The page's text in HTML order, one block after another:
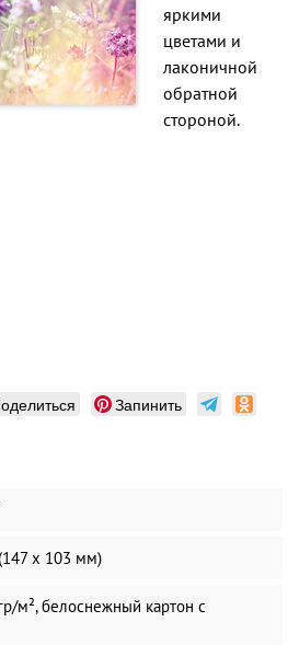
яркими
цветами и
лаконичной
обратной
стороной.
Запинить
х 103 мм)
м², белоснежный картон с